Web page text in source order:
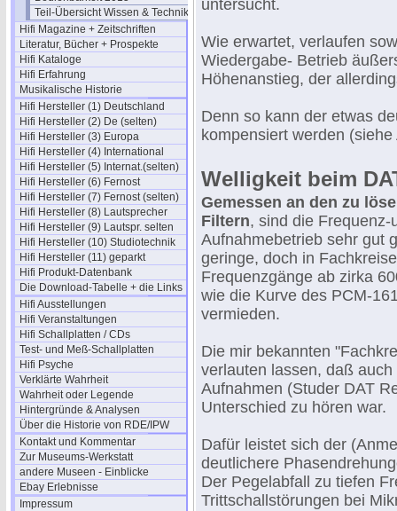
Teil-Übersicht Wissen & Technik
Hifi Magazine + Zeitschriften
Literatur, Bücher + Prospekte
Hifi Kataloge
Hifi Erfahrung
Musikalische Historie
Hifi Hersteller (1) Deutschland
Hifi Hersteller (2) De (selten)
Hifi Hersteller (3) Europa
Hifi Hersteller (4) International
Hifi Hersteller (5) Internat.(selten)
Hifi Hersteller (6) Fernost
Hifi Hersteller (7) Fernost (selten)
Hifi Hersteller (8) Lautsprecher
Hifi Hersteller (9) Lautspr. selten
Hifi Hersteller (10) Studiotechnik
Hifi Hersteller (11) geparkt
Hifi Produkt-Datenbank
Die Download-Tabelle + die Links
Hifi Ausstellungen
Hifi Veranstaltungen
Hifi Schallplatten / CDs
Test- und Meß-Schallplatten
Hifi Psyche
Verklärte Wahrheit
Wahrheit oder Legende
Hintergründe & Analysen
Über die Historie von RDE/IPW
Kontakt und Kommentar
Zur Museums-Werkstatt
andere Museen - Einblicke
Ebay Erlebnisse
Impressum
untersucht.
Wie erwartet, verlaufen
Wiedergabe- Betrieb
Höhenanstieg, der
Denn so kann der etwas
kompensiert werden
Welligkeit beim
Gemessen an den zu
Filtern, sind die
Aufnahmebetrieb sehr gut
geringe, doch in
Frequenzgänge ab zirka
wie die Kurve des PCM-
vermieden.
Die mir bekannten
verlauten lassen, daß
Aufnahmen (Studer DAT
Unterschied zu hören war.
Dafür leistet sich der
deutlichere
Der Pegelabfall zu tiefen
Trittschallstörungen bei